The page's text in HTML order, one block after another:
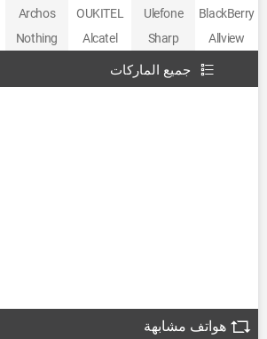
BlackBerry
Ulefone
OUKITEL
Archos
Allview
Sharp
Alcatel
Nothing
جميع الماركات
هواتف مشابهة